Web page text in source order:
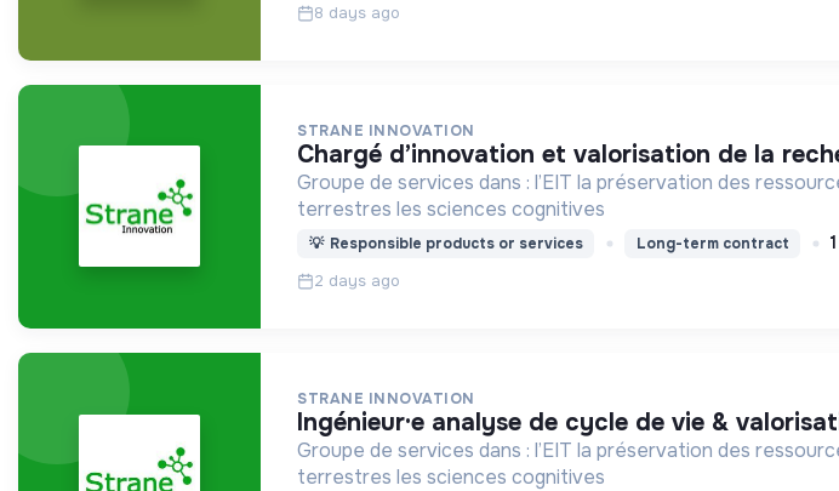
8 days ago
STRANE INNOVATION
chargé d’innovation et valorisation de la
Groupe de services dans : l’EIT la préservation des ressources en eau la prévention des inondations l’agriculture
terrestres les sciences cognitives
💡 Responsible products or services Long-term contract
2 days ago
STRANE INNOVATION
ingénieur·e analyse de cycle de vie &
Groupe de services dans : l’EIT la préservation des ressources en eau la prévention des inondations l’agriculture
terrestres les sciences cognitives